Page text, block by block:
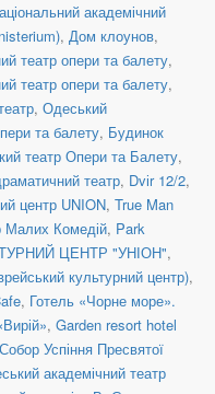
академічний
, Дом клоунов,
театр опери та балету,
театр опери та балету,
, Одеський
та балету, Будинок
театр Опери та Балету,
театр, Dvіr 12/2,
центр UNION, True Man
Малих Комедій, Park
ЦЕНТР "УНІОН",
культурний центр),
, Готель «Чорне море».
, Garden resort hotel
Собор Успіння Пресвятої
академічний театр